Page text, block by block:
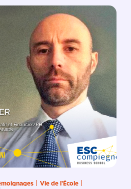
Vie de l'École